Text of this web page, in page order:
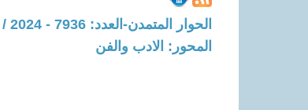
الحوار المتمدن-العدد: 7936 - 2024 / 4 / 3 - 00:20
المحور: الادب والفن